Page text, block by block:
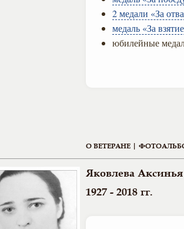
2 медали «За
медаль «За
юбилейные
О ВЕТЕРАНЕ |
Яковлева
1927 - 2018 гг.